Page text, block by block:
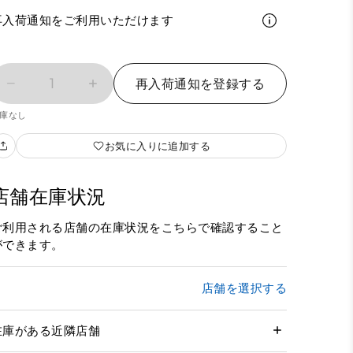
入荷通知をご利用いただけます
1 再入荷通知を登録する
なし
お気に入りに追加する
舗在庫状況
利用される店舗の在庫状況をこちらで確認すること
きます。
店舗を選択する
庫がある近隣店舗